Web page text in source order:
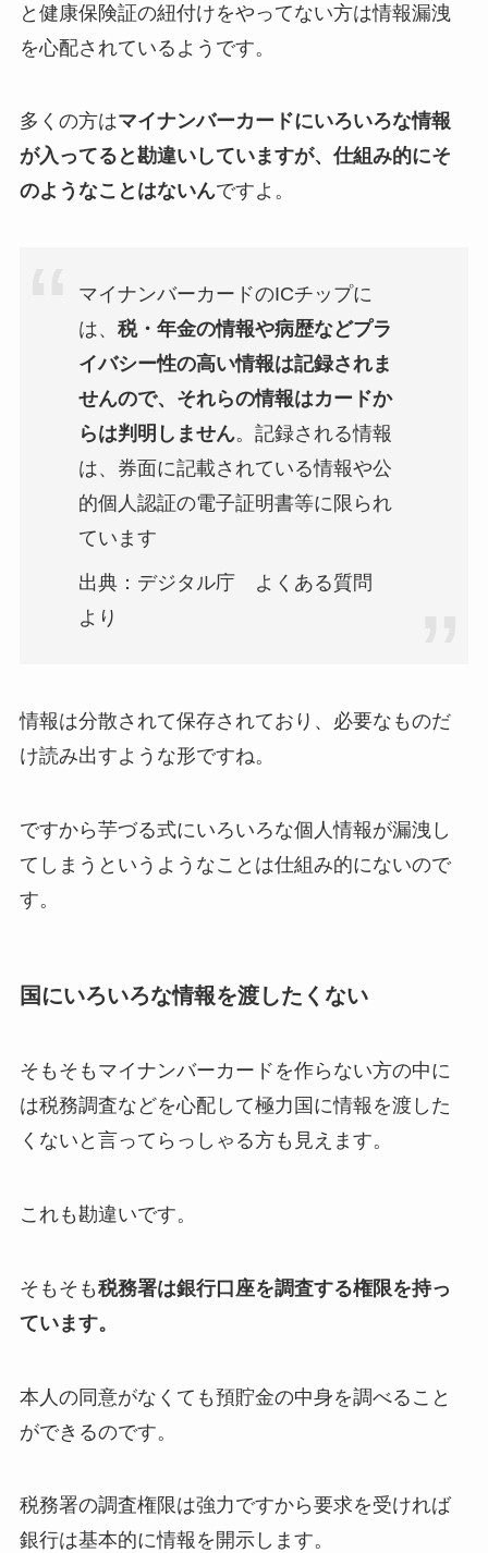
と健康保険証の紐付けをやってない方は情報漏洩
を心配されているようです。
多くの方はマイナンバーカードにいろいろな情報
が入ってると勘違いしていますが、仕組み的にそ
のようなことはないんですよ。
マイナンバーカードのICチップに
は、 税・年金の情報や病歴などプラ
イバシー性の高い情報は記録されま
せんので、それらの情報はカードか
らは判明しません。記録される情報
は、券面に記載されている情報や公
的個人認証の電子証明書等に限られ
ています
出典：デジタル庁 よくある質問
より
情報は分散されて保存されており、必要なものだ
け読み出すような形ですね。
ですから芋づる式にいろいろな個人情報が漏洩し
てしまうというようなことは仕組み的にないので
す。
国にいろいろな情報を渡したくない
そもそもマイナンバーカードを作らない方の中に
は税務調査などを心配して極力国に情報を渡した
くないと言ってらっしゃる方も見えます。
これも勘違いです。
そもそも税務署は銀行口座を調査する権限を持っ
ています。
本人の同意がなくても預貯金の中身を調べること
ができるのです。
税務署の調査権限は強力ですから要求を受ければ
銀行は基本的に情報を開示します。